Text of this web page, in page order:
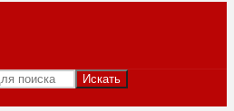
Искать